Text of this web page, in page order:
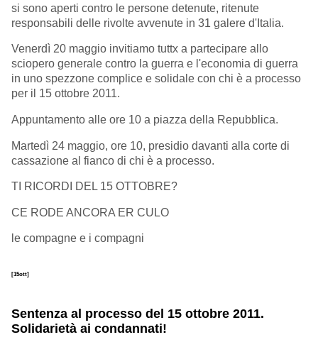
si sono aperti contro le persone detenute, ritenute
responsabili delle rivolte avvenute in 31 galere d'Italia.
Venerdì 20 maggio invitiamo tuttx a partecipare allo
sciopero generale contro la guerra e l'economia di guerra
in uno spezzone complice e solidale con chi è a processo
per il 15 ottobre 2011.
Appuntamento alle ore 10 a piazza della Repubblica.
Martedì 24 maggio, ore 10, presidio davanti alla corte di
cassazione al fianco di chi è a processo.
TI RICORDI DEL 15 OTTOBRE?
CE RODE ANCORA ER CULO
le compagne e i compagni
[15ott]
Sentenza al processo del 15 ottobre 2011.
Solidarietà ai condannati!